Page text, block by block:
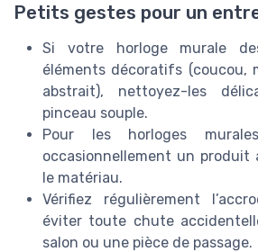
Petits gestes pour un
Si votre horloge murale
éléments décoratifs (coucou,
abstrait), nettoyez-les
pinceau souple.
Pour les horloges
occasionnellement un produit
le matériau.
Vérifiez régulièrement
éviter toute chute
salon ou une pièce de passage.